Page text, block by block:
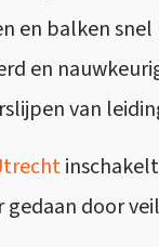
en balken
en
van
door